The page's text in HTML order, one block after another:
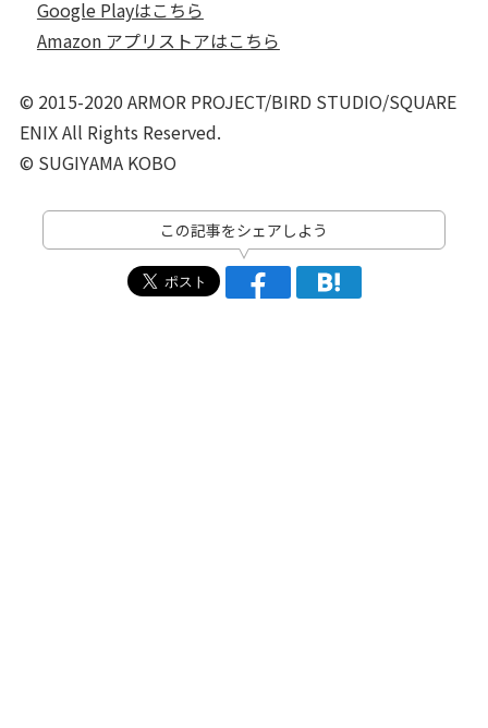
Google Playはこちら
Amazon アプリストアはこちら
© 2015-2020 ARMOR PROJECT/BIRD STUDIO/SQUARE
ENIX All Rights Reserved.
© SUGIYAMA KOBO
この記事をシェアしよう